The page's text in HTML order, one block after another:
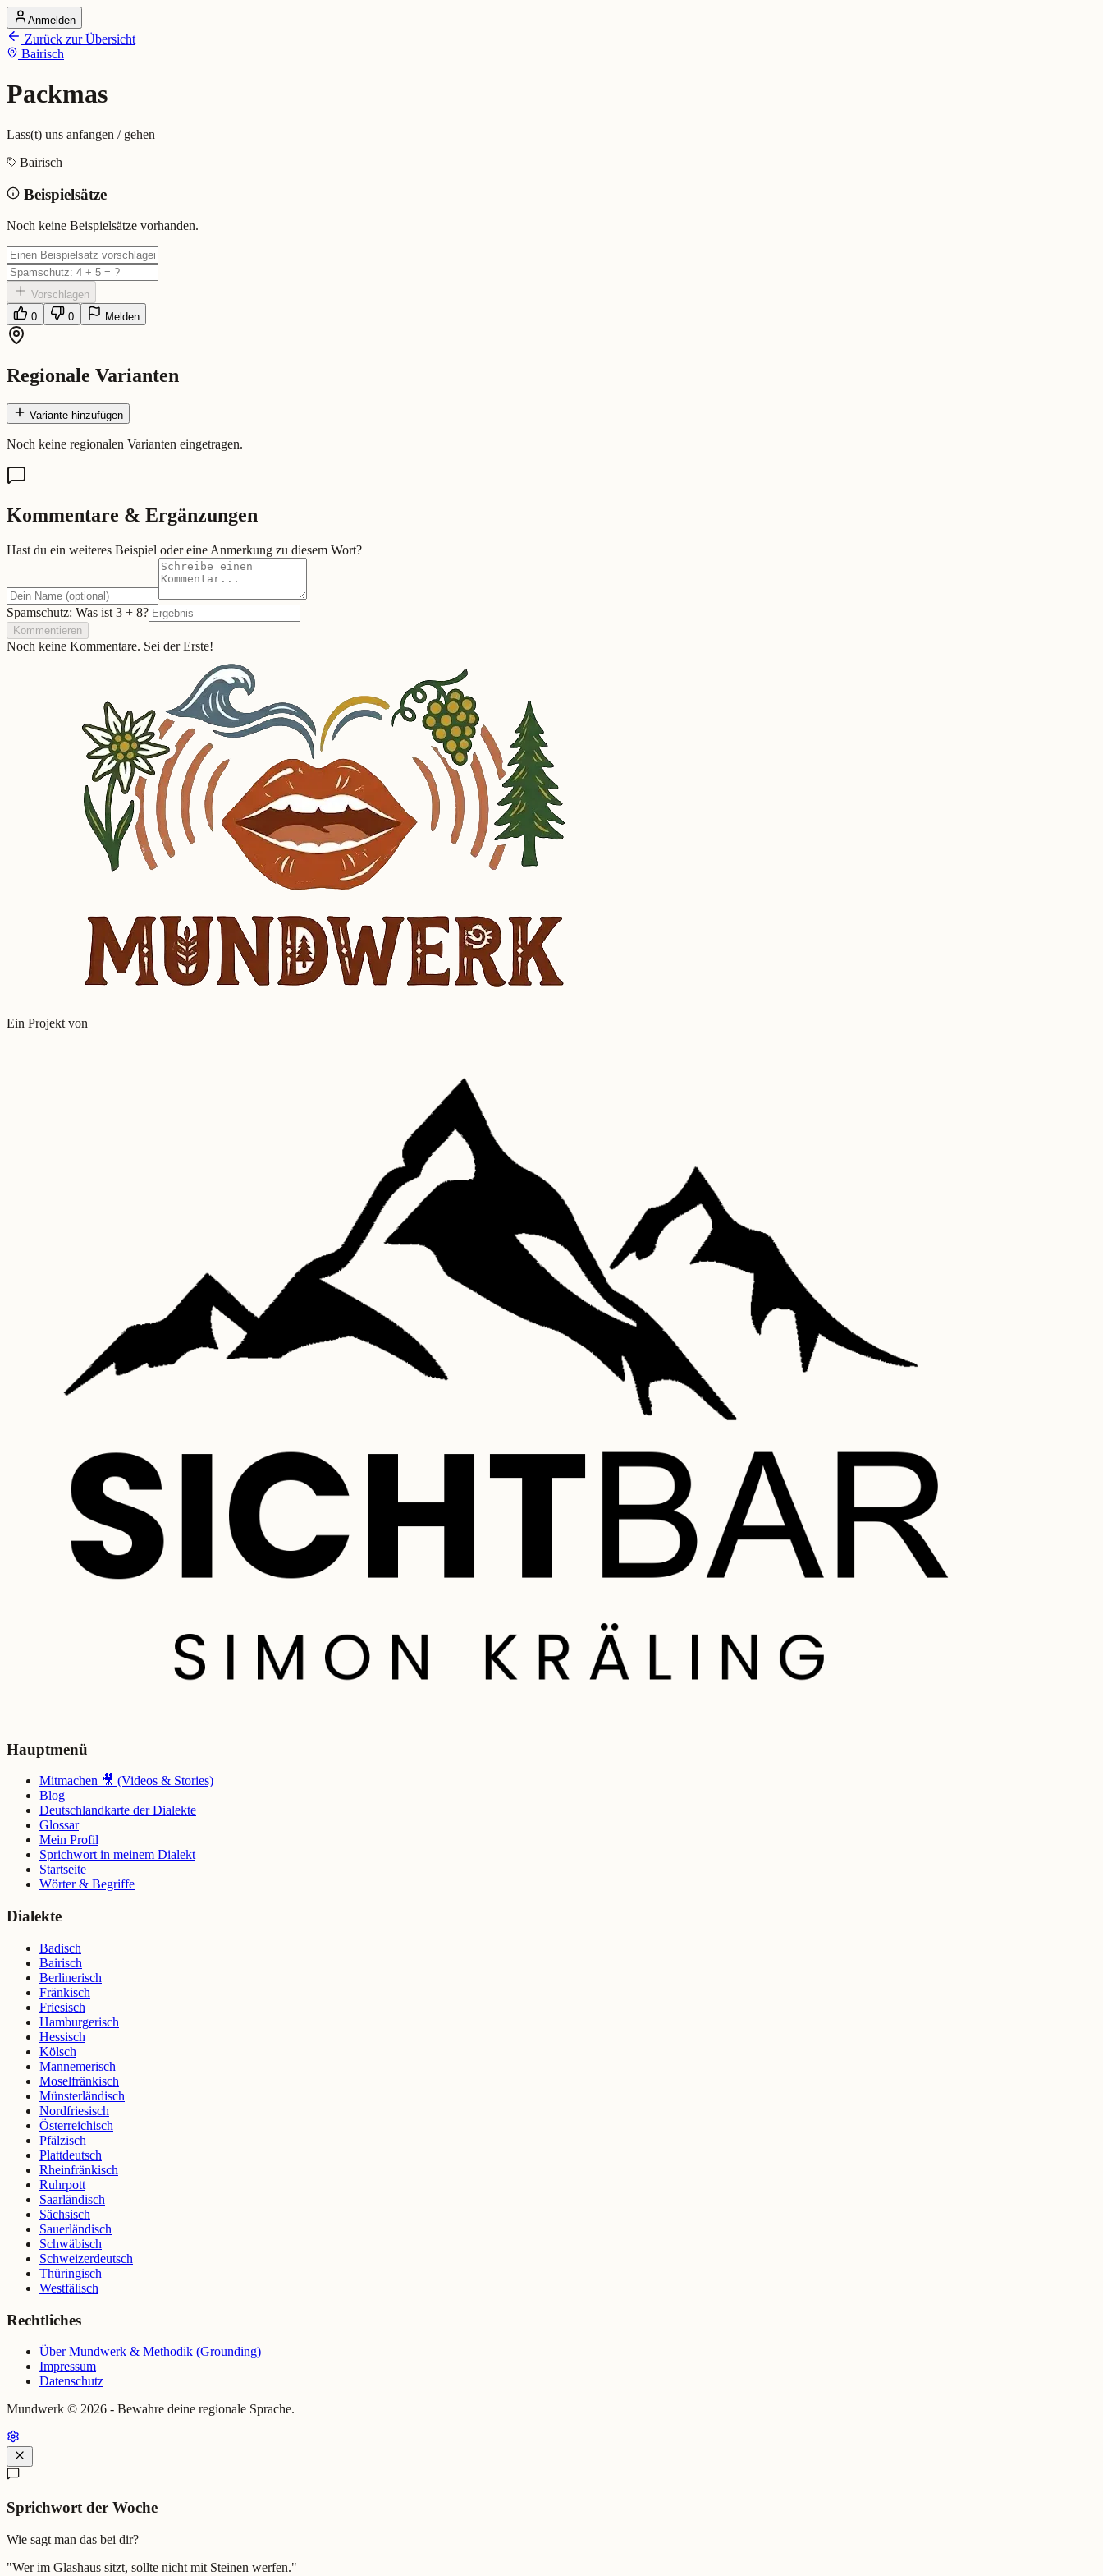
Startseite
Alle Dialekte
Dialekte vergleichen
Dialekt-Karte
Ranking
Packmas (Bairisch)
Bedeutung: Lass(t) uns anfangen / gehen
Eingereicht von: Mundwerk Team
Anmelden
Zurück zur Übersicht
Bairisch
Packmas
Lass(t) uns anfangen / gehen
Bairisch
Beispielsätze
Noch keine Beispielsätze vorhanden.
Vorschlagen
0
0 Melden
Regionale Varianten
Variante hinzufügen
Noch keine regionalen Varianten eingetragen.
Kommentare & Ergänzungen
Hast du ein weiteres Beispiel oder eine Anmerkung zu diesem Wort?
Spamschutz: Was ist 3 + 8?
Kommentieren
Noch keine Kommentare. Sei der Erste!
Ein Projekt von
Hauptmenü
Mitmachen 🎥 (Videos & Stories)
Blog
Deutschlandkarte der Dialekte
Glossar
Mein Profil
Sprichwort in meinem Dialekt
Startseite
Wörter & Begriffe
Dialekte
Badisch
Bairisch
Berlinerisch
Fränkisch
Friesisch
Hamburgerisch
Hessisch
Kölsch
Mannemerisch
Moselfränkisch
Münsterländisch
Nordfriesisch
Österreichisch
Pfälzisch
Plattdeutsch
Rheinfränkisch
Ruhrpott
Saarländisch
Sächsisch
Sauerländisch
Schwäbisch
Schweizerdeutsch
Thüringisch
Westfälisch
Rechtliches
Über Mundwerk & Methodik (Grounding)
Impressum
Datenschutz
Mundwerk © 2026 - Bewahre deine regionale Sprache.
Sprichwort der Woche
Wie sagt man das bei dir?
"Wer im Glashaus sitzt, sollte nicht mit Steinen werfen."